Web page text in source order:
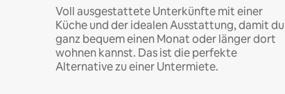
Voll ausgestattete Unterkünfte mit einer
Küche und der idealen Ausstattung, damit du
ganz bequem einen Monat oder länger dort
wohnen kannst. Das ist die perfekte
Alternative zu einer Untermiete.